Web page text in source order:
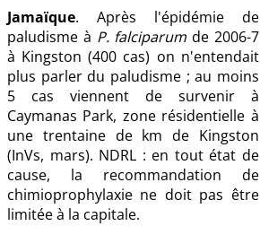
Jamaïque. Après l'épidémie de
paludisme à P. falciparumde 2006-7
à Kingston (400 cas) on n'entendait
plus parler du paludisme ; au moins
5 cas viennent de survenir à
Caymanas Park, zone résidentielle à
une trentaine de km de Kingston
(InVs, mars). NDRL : en tout état de
cause, la recommandation de
chimioprophylaxie ne doit pas être
limitée à la capitale.